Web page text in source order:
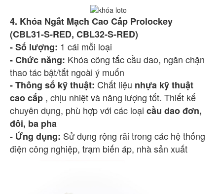
4. Khóa Ngắt Mạch Cao Cấp Prolockey
(CBL31-S-RED, CBL32-S-RED)
- Số lượng: 1 cái mỗi loại
- Chức năng: Khóa công tắc cầu dao, ngăn chặn
thao tác bật/tắt ngoài ý muốn
- Thông số kỹ thuật: Chất liệu nhựa kỹ thuật
cao cấp , chịu nhiệt và năng lượng tốt. Thiết kế
chuyên dụng, phù hợp với các loại cầu dao đơn,
đôi, ba pha
- Ứng dụng: Sử dụng rộng rãi trong các hệ thống
điện công nghiệp, trạm biến áp, nhà sản xuất